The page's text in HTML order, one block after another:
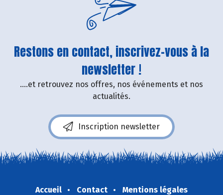
Restons en contact, inscrivez-vous à la
newsletter !
....et retrouvez nos offres, nos événements et nos
actualités.
Inscription newsletter
Accueil Contact
Mentions légales